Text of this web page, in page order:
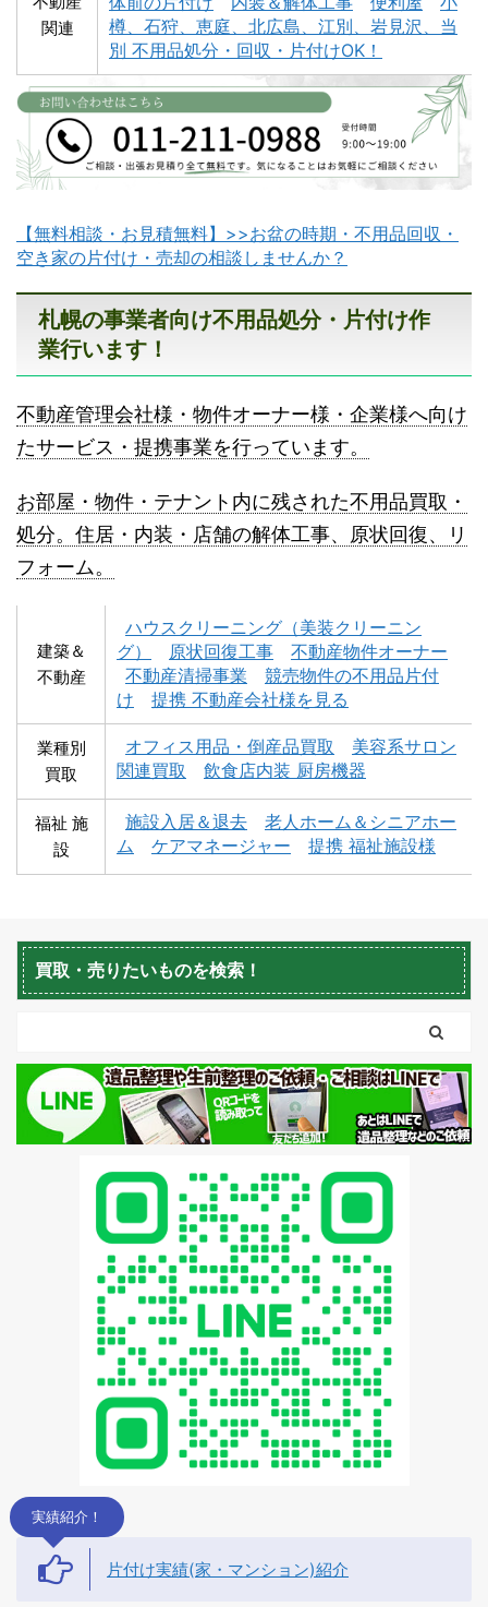
富良野市不用品回収 留萌市不用品回収
白老町不用品回収 長万部町不用品回収
八雲町不用品回収 古平町不用品回収
京極町不用品回収
蘭越町不用品回収 黒松内町不用品回収
関連
樽、石狩、恵庭、北広島、江別、岩見沢、当
別 不用品処分・回収・片付けOK！
【無料相談・お見積無料】>>お盆の時期・不用品回収・
空き家の片付け・売却の相談しませんか？
札幌の事業者向け不用品処分・片付け作
業行います！
不動産管理会社様・物件オーナー様・企業様へ向け
たサービス・提携事業を行っています。
お部屋・物件・テナント内に残された不用品買取・
処分。住居・内装・店舗の解体工事、原状回復、リ
フォーム。
建築＆
不動産
ハウスクリーニング（美装クリーニン
グ）
原状回復工事
不動産物件オーナー
不動産清掃事業
競売物件の不用品片付
け
提携 不動産会社様を見る
業種別
買取
オフィス用品・倒産品買取
美容系サロン
関連買取
飲食店内装 厨房機器
福祉 施
設
施設入居＆退去
老人ホーム＆シニアホー
ム
ケアマネージャー 提携 福祉施設様
買取・売りたいものを検索！
実績紹介！
片付け実績(家・マンション)紹介